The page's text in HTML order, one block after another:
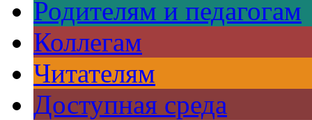
Родителям и педагогам
Коллегам
Читателям
Доступная среда